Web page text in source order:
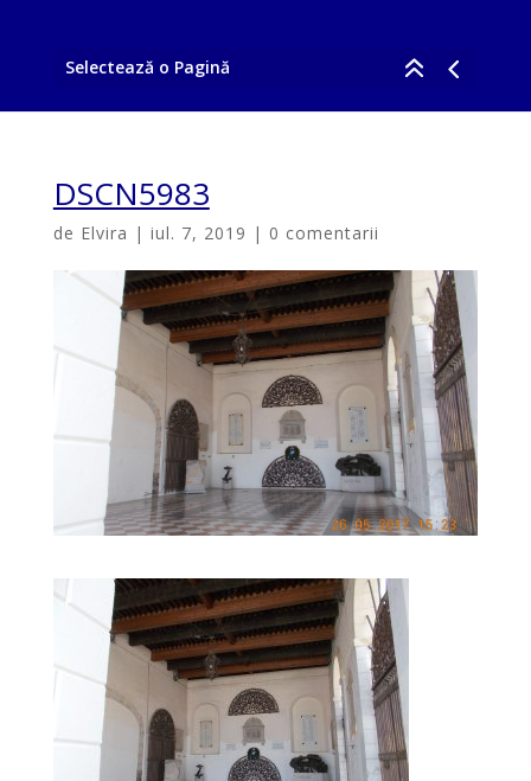
Selectează o Pagină
DSCN5983
de Elvira | iul. 7, 2019 | 0 comentarii